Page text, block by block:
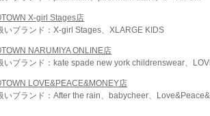
X-girl Stages店
いブランド：X-girl Stages、XLARGE KIDS
NARUMIYA ONLINE店
いブランド：kate spade new york childrenswear、
LOVE&PEACE&MONEY店
いブランド：After the rain、babycheer、